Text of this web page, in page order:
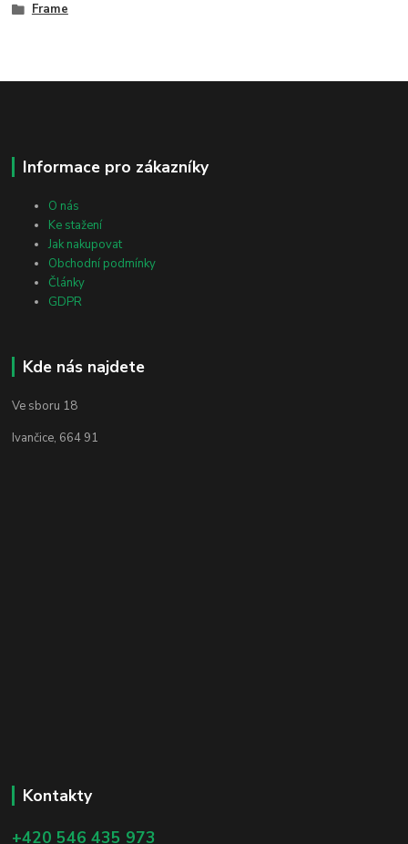
Frame
Informace pro zákazníky
O nás
Ke stažení
Jak nakupovat
Obchodní podmínky
Články
GDPR
Kde nás najdete
Ve sboru 18
Ivančice, 664 91
Kontakty
+420 546 435 973